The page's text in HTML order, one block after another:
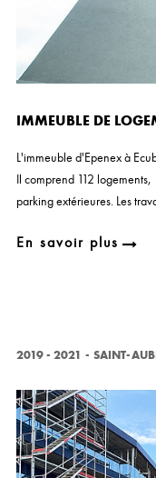
IMMEUBLE DE
L'immeuble d'Epenex à
Il comprend 112
parking extérieures. Les
En savoir plus
2019 - 2021 - SAINT-